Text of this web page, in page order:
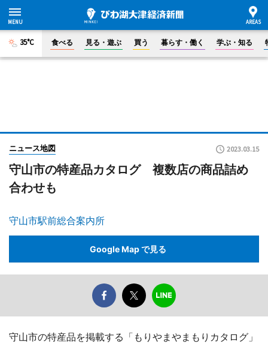
35°C 食べる 見る・遊ぶ 買う 暮らす・働く 学ぶ・知る
ニュース地図 2023.03.15
守山市の特産品カタログ 複数店の商品詰め
合わせも
守山市駅前総合案内所
Google Map で見る
守山市の特産品を掲載する「もりやまやまもりカタログ」